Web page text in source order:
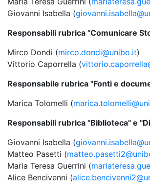
Giovanni Isabella (
Responsabili rubrica "Comunicare
Mirco Dondi (mirco.dondi@unibo.it)
Vittorio Caporrella (
Responsabile rubrica "Fonti e
Marica Tolomelli (
Responsabili rubrica "Biblioteca" e
Giovanni Isabella (
Matteo Pasetti (
Maria Teresa Guerrini (
Alice Bencivenni (